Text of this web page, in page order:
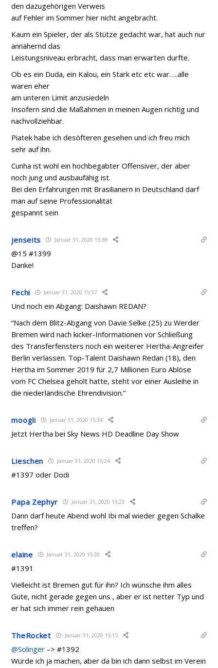
den dazugehörigen Verweis
auf Fehler im Sommer hier nicht angebracht.
Kaum ein Spieler, der als Stütze gedacht war, hat auch nur
annähernd das
Leistungsniveau erbracht, dass man erwarten durfte.
Ob es ein Duda, ein Kalou, ein Stark etc etc war…..alle
waren eher
am unteren Limit anzusiedeln
Insofern sind die Maßahmen in meinen Augen richtig und
nachvollziehbar.
Piatek habe ich desöfteren gesehen und ich freu mich
sehr auf ihn.
Cunha ist wohl ein hochbegabter Offensiver, der aber
noch jung und ausbaufähig ist.
Bei den Erfahrungen mit Brasilianern in Deutschland darf
man auf seine Professionalität
gespannt sein
jenseits Januar 31, 2020 15:38
@15 #1399
Danke!
Fechi Januar 31, 2020 15:37
Und noch ein Abgang: Daishawn REDAN?
“Nach dem Blitz-Abgang von Davie Selke (25) zu Werder
Bremen wird nach kicker-Informationen vor Schließung
des Transferfensters noch ein weiterer Hertha-Angreifer
Berlin verlassen. Top-Talent Daishawn Redan (18), den
Hertha im Sommer 2019 für 2,7 Millionen Euro Ablöse
vom FC Chelsea geholt hatte, steht vor einer Ausleihe in
die niederländische Ehrendivision.”
moogli Januar 31, 2020 15:34
Jetzt Hertha bei Sky News HD Deadline Day Show
Lieschen Januar 31, 2020 15:24
#1397 oder Dodi
Papa Zephyr Januar 31, 2020 15:23
Dann darf heute Abend wohl Ibi mal wieder gegen Schalke
treffen?
elaine Januar 31, 2020 15:20
#1391
Vielleicht ist Bremen gut für ihn? Ich wünsche ihm alles
Gute, nicht gerade gegen uns , aber er ist netter Typ und
er hat sich immer rein gehauen
TheRocket Januar 31, 2020 15:15
@Solinger –> #1392
Würde ich ja machen, aber da bin ich dann selbst im Verein